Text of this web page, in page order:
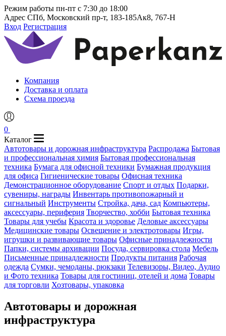
Режим работы пн-пт с 7:30 до 18:00
Адрес СПб, Московский пр-т, 183-185Ак8, 767-Н
Вход Регистрация
Компания
Доставка и оплата
Схема проезда
0
Каталог
Автотовары и дорожная инфраструктура Распродажа Бытовая
и профессиональная химия Бытовая профессиональная
техника Бумага для офисной техники Бумажная продукция
для офиса Гигиенические товары Офисная техника
Демонстрационное оборудование Спорт и отдых Подарки,
сувениры, награды Инвентарь противопожарный и
сигнальный Инструменты Стройка, дача, сад Компьютеры,
аксессуары, периферия Творчество, хобби Бытовая техника
Товары для учебы Красота и здоровье Деловые аксессуары
Медицинские товары Освещение и электротовары Игры,
игрушки и развивающие товары Офисные принадлежности
Папки, системы архивации Посуда, сервировка стола Мебель
Письменные принадлежности Продукты питания Рабочая
одежда Сумки, чемоданы, рюкзаки Телевизоры, Видео, Аудио
и Фото техника Товары для гостиниц, отелей и дома Товары
для торговли Хозтовары, упаковка
Автотовары и дорожная
инфраструктура